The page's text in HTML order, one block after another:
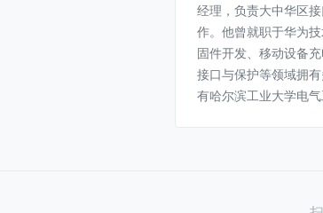
经理，负责大中华区
作。他曾就职于华为技
固件开发、移动设备
接口与保护等领域拥
有哈尔滨工业大学电气